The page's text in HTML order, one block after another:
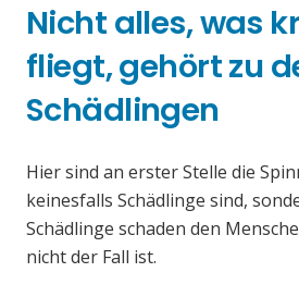
Nicht alles, was
fliegt, gehört zu
Schädlingen
Hier sind an erster Stelle die
keinesfalls Schädlinge sind,
Schädlinge schaden den
nicht der Fall ist.